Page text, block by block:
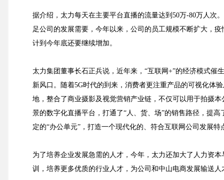
据介绍，太力每天在主要平台直播的流量达到50万-80万人次
足公司的发展需要，今年以来，公司的员工规模不断扩大，
计到今年底还要继续增加。
太力集团董事长石正兵说，近年来，“互联网+”的经济模式催
新风口。随着5G时代的到来，消费者更注重产品的可视化体
地，整合了商业摄影及视觉营销产业链，不仅可以用于拍摄
景的数字化直播平台，打通了“人、货、场”的销售路径，提
定的“办公单元”，打造一个现代化的、符合互联网公司发展特
为了培养企业发展急需的人才，今年，太力还加大了人力资
训，培养更多优质的行业人才，为公司和中山电商发展输送人